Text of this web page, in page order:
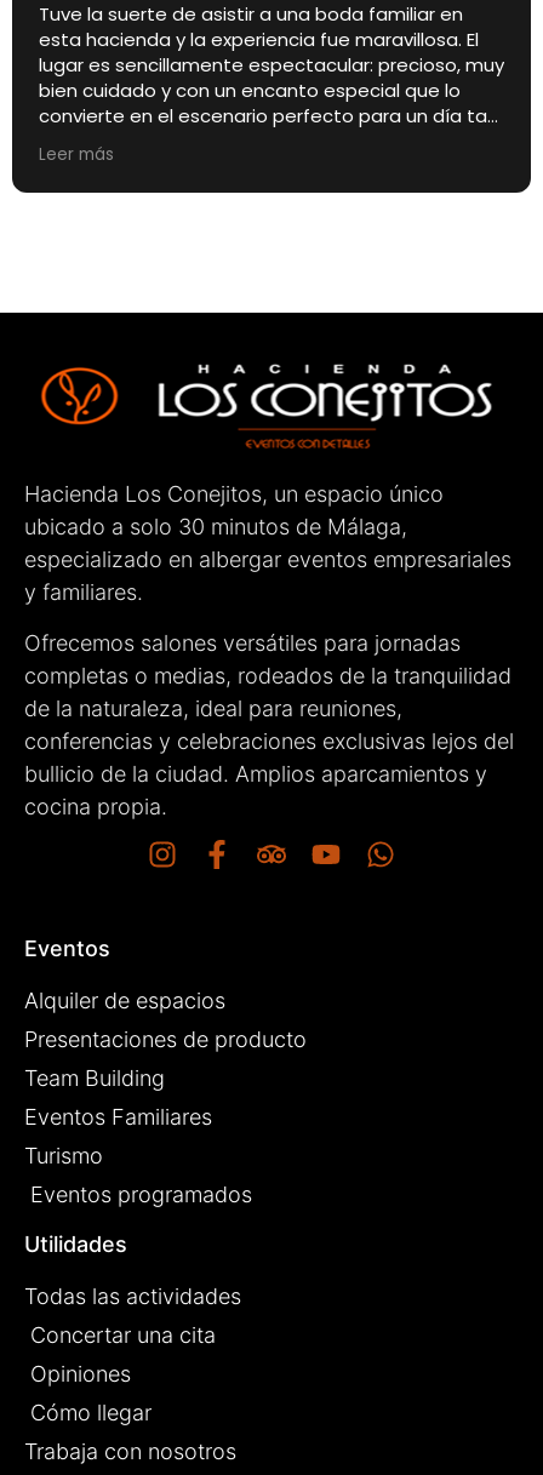
Tuve la suerte de asistir a una boda familiar en
esta hacienda y la experiencia fue maravillosa. El
lugar es sencillamente espectacular: precioso, muy
bien cuidado y con un encanto especial que lo
convierte en el escenario perfecto para un día tan
importante.
Pero si algo quiero destacar especialmente es el
trato de los encargados de la finca. Desde el
invitados nos sintiéramos muy cómodos.
celebrar cualquier evento. ¡Enhorabuena por el
gran trabajo que hacéis!
Leer más
Hacienda Los Conejitos, un espacio único
ubicado a solo 30 minutos de Málaga,
especializado en albergar eventos empresariales
y familiares.
Ofrecemos salones versátiles para jornadas
completas o medias, rodeados de la tranquilidad
de la naturaleza, ideal para reuniones,
conferencias y celebraciones exclusivas lejos del
bullicio de la ciudad. Amplios aparcamientos y
cocina propia.
Eventos
Alquiler de espacios
Presentaciones de producto
Team Building
Eventos Familiares
Turismo
Eventos programados
Utilidades
Todas las actividades
Concertar una cita
Opiniones
Cómo llegar
Trabaja con nosotros